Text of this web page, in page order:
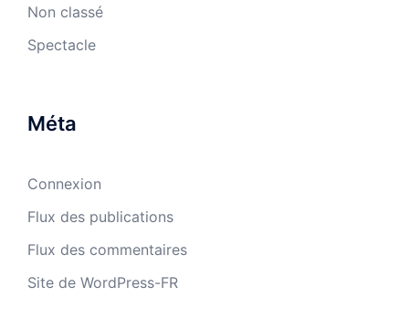
Non classé
Spectacle
Méta
Connexion
Flux des publications
Flux des commentaires
Site de WordPress-FR